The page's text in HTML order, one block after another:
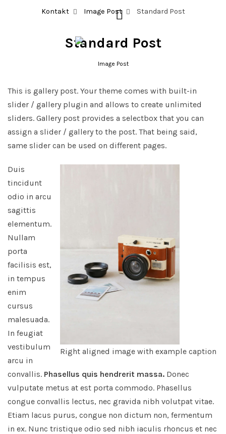
Kontakt Image Post Standard Post
Standard Post
Image Post
This is gallery post. Your theme comes with built-in
slider / gallery plugin and allows to create unlimited
sliders. Gallery post provides a selectbox that you can
assign a slider / gallery to the post. That being said,
same slider can be used on different pages.
Right aligned image with example caption
Duis
tincidunt
odio in arcu
sagittis
elementum.
Nullam
porta
facilisis est,
in tempus
enim
cursus
malesuada.
In feugiat
vestibulum
arcu in
convallis. Phasellus quis hendrerit massa. Donec
vulputate metus at est porta commodo. Phasellus
congue convallis lectus, nec gravida nibh volutpat vitae.
Etiam lacus purus, congue non dictum non, fermentum
in ex. Nunc tristique odio sed nibh iaculis rhoncus et nec